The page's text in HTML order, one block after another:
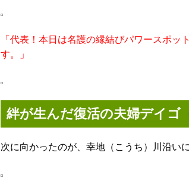
「代表！本日は名護の縁結びパワースポ
す。」
絆が生んだ復活の夫婦デイゴ
次に向かったのが、幸地（こうち）川沿い